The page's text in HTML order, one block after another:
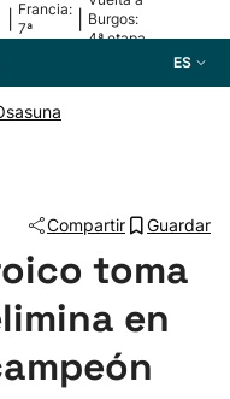
Francia:
7ª
Burgos:
4ª etapa
ES
Compartir Guardar
toma
en